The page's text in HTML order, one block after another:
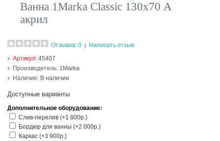
Ванна 1Marka Classic 130х70 A
акрил
Отзывов: 0
Написать отзыв
Артикул:45407
Производитель: 1Marka
Наличие: В наличии
Доступные варианты
Дополнительное оборудование:
Слив-перелив (+1 800р.)
Бордюр для ванны (+2 000р.)
Каркас (+3 900р.)